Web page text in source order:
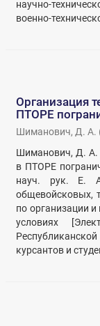
научно-
военно-
Организация
ПТОРЕ
Шиманович, Д. А.
Шиманович, Д. А.
в ПТОРЕ
науч. рук. Е.
общевойсковых,
по организации
условиях
курсантов и